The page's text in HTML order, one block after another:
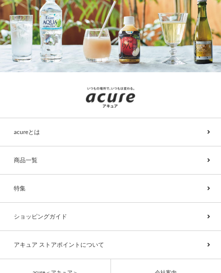
acureとは
商品一覧
特集
ショッピングガイド
アキュア ストアポイントについて